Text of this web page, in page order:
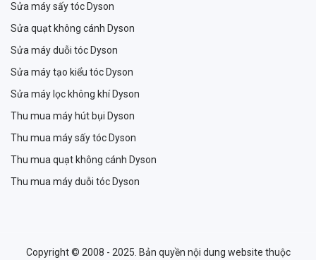
Sửa máy sấy tóc Dyson
Sửa quạt không cánh Dyson
Sửa máy duỗi tóc Dyson
Sửa máy tạo kiểu tóc Dyson
Sửa máy lọc không khí Dyson
Thu mua máy hút bụi Dyson
Thu mua máy sấy tóc Dyson
Thu mua quạt không cánh Dyson
Thu mua máy duỗi tóc Dyson
Copyright © 2008 - 2025. Bản quyền nội dung website thuộc